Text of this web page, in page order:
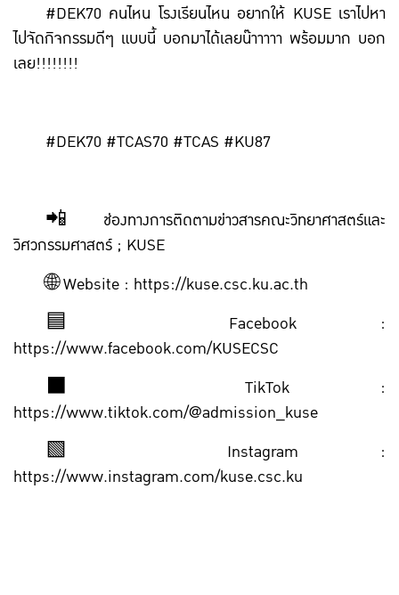
#DEK70 คนไหน โรงเรียนไหน อยากให้ KUSE เราไปหา
ไปจัดกิจกรรมดีๆ แบบนี้ บอกมาได้เลยน๊าาาาา พร้อมมาก บอก
เลย!!!!!!!!
#DEK70 #TCAS70 #TCAS #KU87
📲 ช่องทางการติดตามข่าวสารคณะวิทยาศาสตร์และ
วิศวกรรมศาสตร์ ; KUSE
🌐 Website : https://kuse.csc.ku.ac.th
🟦 Facebook :
https://www.facebook.com/KUSECSC
⬛️ TikTok :
https://www.tiktok.com/@admission_kuse
🟩 Instagram :
https://www.instagram.com/kuse.csc.ku